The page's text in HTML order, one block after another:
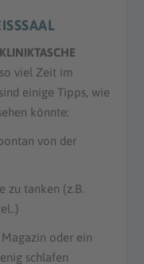
KLINIKTASCHE
viel Zeit im
einige Tipps, wie
könnte:
von der
zu tanken (z.B.
oder ein
schlafen